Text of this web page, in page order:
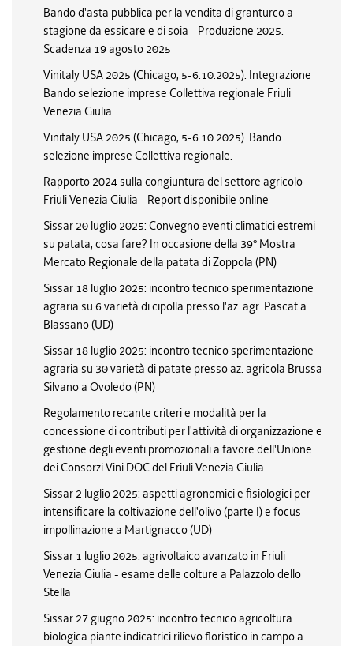
Bando d'asta pubblica per la vendita di granturco a
stagione da essicare e di soia - Produzione 2025.
Scadenza 19 agosto 2025
Vinitaly USA 2025 (Chicago, 5-6.10.2025). Integrazione
Bando selezione imprese Collettiva regionale Friuli
Venezia Giulia
Vinitaly.USA 2025 (Chicago, 5-6.10.2025). Bando
selezione imprese Collettiva regionale.
Rapporto 2024 sulla congiuntura del settore agricolo
Friuli Venezia Giulia - Report disponibile online
Sissar 20 luglio 2025: Convegno eventi climatici estremi
su patata, cosa fare? In occasione della 39° Mostra
Mercato Regionale della patata di Zoppola (PN)
Sissar 18 luglio 2025: incontro tecnico sperimentazione
agraria su 6 varietà di cipolla presso l'az. agr. Pascat a
Blassano (UD)
Sissar 18 luglio 2025: incontro tecnico sperimentazione
agraria su 30 varietà di patate presso az. agricola Brussa
Silvano a Ovoledo (PN)
Regolamento recante criteri e modalità per la
concessione di contributi per l'attività di organizzazione e
gestione degli eventi promozionali a favore dell'Unione
dei Consorzi Vini DOC del Friuli Venezia Giulia
Sissar 2 luglio 2025: aspetti agronomici e fisiologici per
intensificare la coltivazione dell'olivo (parte I) e focus
impollinazione a Martignacco (UD)
Sissar 1 luglio 2025: agrivoltaico avanzato in Friuli
Venezia Giulia - esame delle colture a Palazzolo dello
Stella
Sissar 27 giugno 2025: incontro tecnico agricoltura
biologica piante indicatrici rilievo floristico in campo a